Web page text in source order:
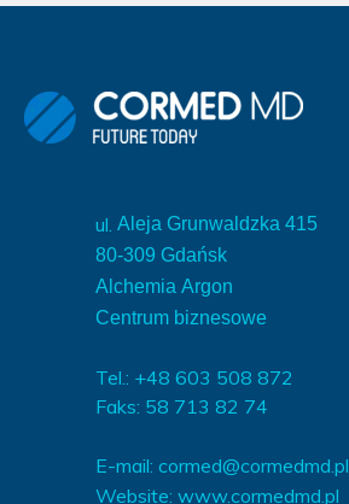
ul. Aleja Grunwaldzka 415
80-309 Gdańsk
Alchemia Argon
Centrum biznesowe
Tel.: +48 603 508 872
Faks: 58 713 82 74
E-mail: cormed@cormedmd.pl
Website: www.cormedmd.pl